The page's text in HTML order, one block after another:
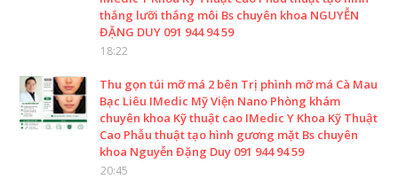
thắng lưỡi thắng môi Bs chuyên khoa NGUYỄN
ĐẶNG DUY 091 944 94 59
18:22
Thu gọn túi mỡ má 2 bên Trị phình mỡ má Cà Mau
Bạc Liêu IMedic Mỹ Viện Nano Phòng khám
chuyên khoa Kỹ thuật cao IMedic Y Khoa Kỹ Thuật
Cao Phẫu thuật tạo hình gương mặt Bs chuyên
khoa Nguyễn Đặng Duy 091 944 94 59
20:45